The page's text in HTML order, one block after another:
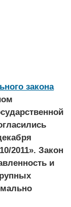
закона
2011». Закон
и